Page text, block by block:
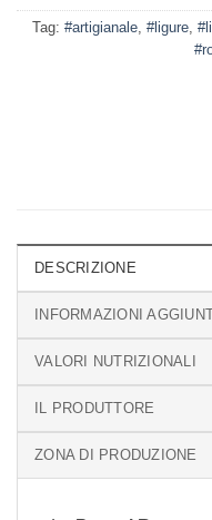
Tag: #artigianale #ligure
DESCRIZIONE
INFORMAZIONI
VALORI NUTRIZIONALI
IL PRODUTTORE
ZONA DI PRODUZIONE